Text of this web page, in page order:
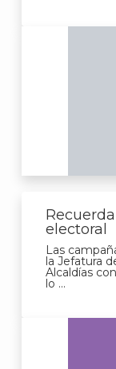
electoral
Las
la Jefatura
Alcaldías
lo ...